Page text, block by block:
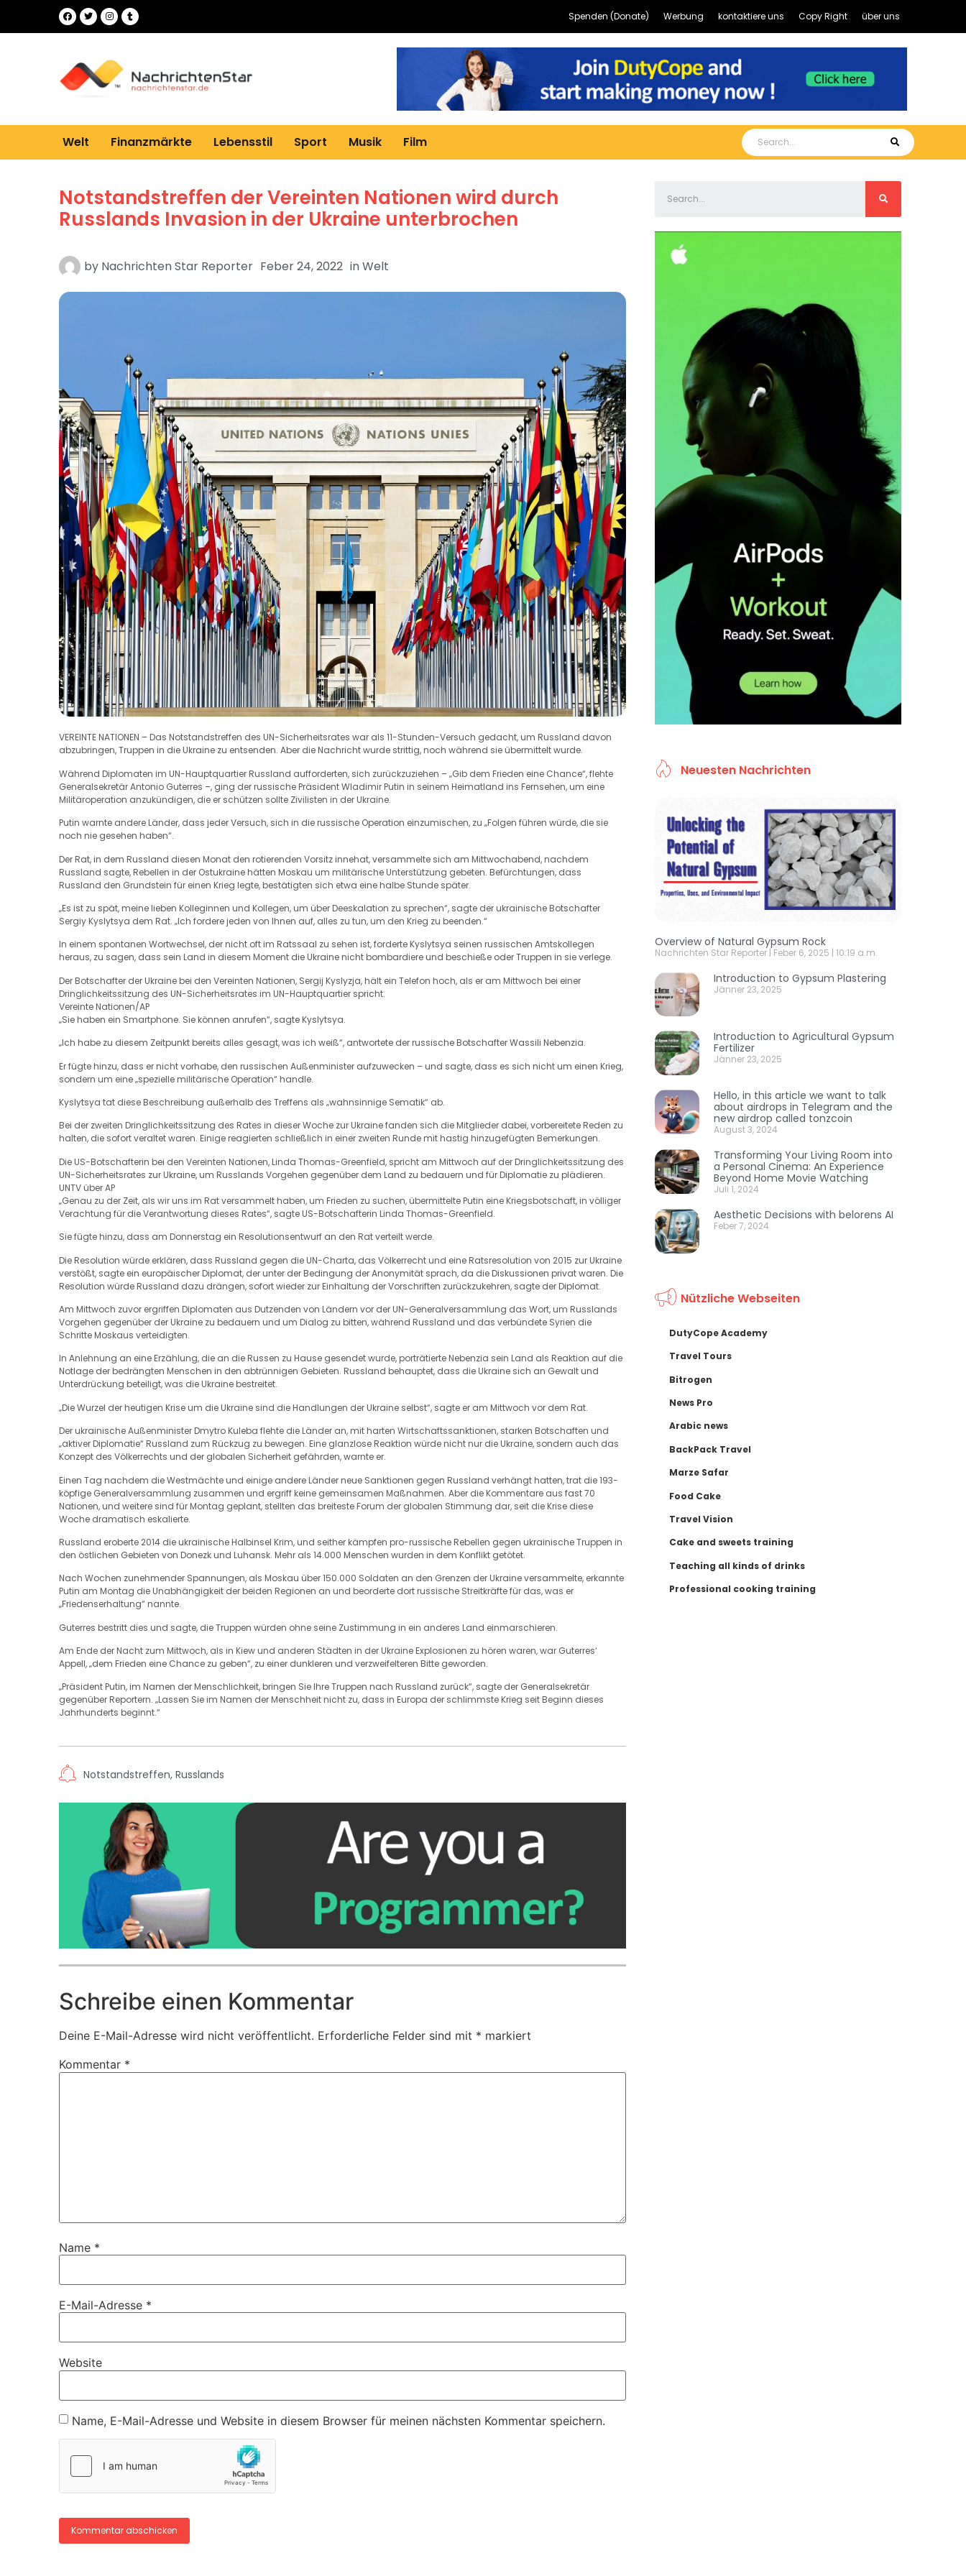
Spenden (Donate) Werbung kontaktiere uns Copy Right über uns
Welt Finanzmärkte Lebensstil Sport Musik Film
Notstandstreffen der Vereinten Nationen wird durch
Russlands Invasion in der Ukraine unterbrochen
by Nachrichten Star Reporter Feber 24, 2022 inWelt
VEREINTE NATIONEN – Das Notstandstreffen des UN-Sicherheitsrates war als 11-Stunden-Versuch gedacht, um Russland davon
abzubringen, Truppen in die Ukraine zu entsenden. Aber die Nachricht wurde strittig, noch während sie übermittelt wurde.
Während Diplomaten im UN-Hauptquartier Russland aufforderten, sich zurückzuziehen – „Gib dem Frieden eine Chance“, flehte
Generalsekretär Antonio Guterres –, ging der russische Präsident Wladimir Putin in seinem Heimatland ins Fernsehen, um eine
Militäroperation anzukündigen, die er schützen sollte Zivilisten in der Ukraine.
Putin warnte andere Länder, dass jeder Versuch, sich in die russische Operation einzumischen, zu „Folgen führen würde, die sie
noch nie gesehen haben“.
Der Rat, in dem Russland diesen Monat den rotierenden Vorsitz innehat, versammelte sich am Mittwochabend, nachdem
Russland sagte, Rebellen in der Ostukraine hätten Moskau um militärische Unterstützung gebeten. Befürchtungen, dass
Russland den Grundstein für einen Krieg legte, bestätigten sich etwa eine halbe Stunde später.
„Es ist zu spät, meine lieben Kolleginnen und Kollegen, um über Deeskalation zu sprechen“, sagte der ukrainische Botschafter
Sergiy Kyslytsya dem Rat. „Ich fordere jeden von Ihnen auf, alles zu tun, um den Krieg zu beenden.“
In einem spontanen Wortwechsel, der nicht oft im Ratssaal zu sehen ist, forderte Kyslytsya seinen russischen Amtskollegen
heraus, zu sagen, dass sein Land in diesem Moment die Ukraine nicht bombardiere und beschieße oder Truppen in sie verlege.
Der Botschafter der Ukraine bei den Vereinten Nationen, Sergij Kyslyzja, hält ein Telefon hoch, als er am Mittwoch bei einer
Dringlichkeitssitzung des UN-Sicherheitsrates im UN-Hauptquartier spricht.
Vereinte Nationen/AP
„Sie haben ein Smartphone. Sie können anrufen“, sagte Kyslytsya.
„Ich habe zu diesem Zeitpunkt bereits alles gesagt, was ich weiß“, antwortete der russische Botschafter Wassili Nebenzia.
Er fügte hinzu, dass er nicht vorhabe, den russischen Außenminister aufzuwecken – und sagte, dass es sich nicht um einen Krieg,
sondern um eine „spezielle militärische Operation“ handle.
Kyslytsya tat diese Beschreibung außerhalb des Treffens als „wahnsinnige Sematik“ ab.
Bei der zweiten Dringlichkeitssitzung des Rates in dieser Woche zur Ukraine fanden sich die Mitglieder dabei, vorbereitete Reden zu
halten, die sofort veraltet waren. Einige reagierten schließlich in einer zweiten Runde mit hastig hinzugefügten Bemerkungen.
Die US-Botschafterin bei den Vereinten Nationen, Linda Thomas-Greenfield, spricht am Mittwoch auf der Dringlichkeitssitzung des
UN-Sicherheitsrates zur Ukraine, um Russlands Vorgehen gegenüber dem Land zu bedauern und für Diplomatie zu plädieren.
UNTV über AP
„Genau zu der Zeit, als wir uns im Rat versammelt haben, um Frieden zu suchen, übermittelte Putin eine Kriegsbotschaft, in völliger
Verachtung für die Verantwortung dieses Rates“, sagte US-Botschafterin Linda Thomas-Greenfield.
Sie fügte hinzu, dass am Donnerstag ein Resolutionsentwurf an den Rat verteilt werde.
Die Resolution würde erklären, dass Russland gegen die UN-Charta, das Völkerrecht und eine Ratsresolution von 2015 zur Ukraine
verstößt, sagte ein europäischer Diplomat, der unter der Bedingung der Anonymität sprach, da die Diskussionen privat waren. Die
Resolution würde Russland dazu drängen, sofort wieder zur Einhaltung der Vorschriften zurückzukehren, sagte der Diplomat.
Am Mittwoch zuvor ergriffen Diplomaten aus Dutzenden von Ländern vor der UN-Generalversammlung das Wort, um Russlands
Vorgehen gegenüber der Ukraine zu bedauern und um Dialog zu bitten, während Russland und das verbündete Syrien die
Schritte Moskaus verteidigten.
In Anlehnung an eine Erzählung, die an die Russen zu Hause gesendet wurde, porträtierte Nebenzia sein Land als Reaktion auf die
Notlage der bedrängten Menschen in den abtrünnigen Gebieten. Russland behauptet, dass die Ukraine sich an Gewalt und
Unterdrückung beteiligt, was die Ukraine bestreitet.
„Die Wurzel der heutigen Krise um die Ukraine sind die Handlungen der Ukraine selbst“, sagte er am Mittwoch vor dem Rat.
Der ukrainische Außenminister Dmytro Kuleba flehte die Länder an, mit harten Wirtschaftssanktionen, starken Botschaften und
„aktiver Diplomatie“ Russland zum Rückzug zu bewegen. Eine glanzlose Reaktion würde nicht nur die Ukraine, sondern auch das
Konzept des Völkerrechts und der globalen Sicherheit gefährden, warnte er.
Einen Tag nachdem die Westmächte und einige andere Länder neue Sanktionen gegen Russland verhängt hatten, trat die 193-
köpfige Generalversammlung zusammen und ergriff keine gemeinsamen Maßnahmen. Aber die Kommentare aus fast 70
Nationen, und weitere sind für Montag geplant, stellten das breiteste Forum der globalen Stimmung dar, seit die Krise diese
Woche dramatisch eskalierte.
Russland eroberte 2014 die ukrainische Halbinsel Krim, und seither kämpfen pro-russische Rebellen gegen ukrainische Truppen in
den östlichen Gebieten von Donezk und Luhansk. Mehr als 14.000 Menschen wurden in dem Konflikt getötet.
Nach Wochen zunehmender Spannungen, als Moskau über 150.000 Soldaten an den Grenzen der Ukraine versammelte, erkannte
Putin am Montag die Unabhängigkeit der beiden Regionen an und beorderte dort russische Streitkräfte für das, was er
„Friedenserhaltung“ nannte.
Guterres bestritt dies und sagte, die Truppen würden ohne seine Zustimmung in ein anderes Land einmarschieren.
Am Ende der Nacht zum Mittwoch, als in Kiew und anderen Städten in der Ukraine Explosionen zu hören waren, war Guterres‘
Appell, „dem Frieden eine Chance zu geben“, zu einer dunkleren und verzweifelteren Bitte geworden.
„Präsident Putin, im Namen der Menschlichkeit, bringen Sie Ihre Truppen nach Russland zurück“, sagte der Generalsekretär
gegenüber Reportern. „Lassen Sie im Namen der Menschheit nicht zu, dass in Europa der schlimmste Krieg seit Beginn dieses
Jahrhunderts beginnt.“
Notstandstreffen, Russlands
Schreibe einen Kommentar
Deine E-Mail-Adresse wird nicht veröffentlicht. Erforderliche Felder sind mit * markiert
Kommentar *
Name *
E-Mail-Adresse *
Website
Name, E-Mail-Adresse und Website in diesem Browser für meinen nächsten Kommentar speichern.
Neuesten Nachrichten
Overview of Natural Gypsum Rock
Nachrichten Star Reporter Feber 6, 2025 10:19 a.m.
Introduction to Gypsum Plastering
Jänner 23, 2025
Introduction to Agricultural Gypsum
Fertilizer
Jänner 23, 2025
Hello, in this article we want to talk
about airdrops in Telegram and the
new airdrop called tonzcoin
August 3, 2024
Transforming Your Living Room into
a Personal Cinema: An Experience
Beyond Home Movie Watching
Juli 1, 2024
Aesthetic Decisions with belorens AI
Feber 7, 2024
Nützliche Webseiten
DutyCope Academy
Travel Tours
Bitrogen
News Pro
Arabic news
BackPack Travel
Marze Safar
Food Cake
Travel Vision
Cake and sweets training
Teaching all kinds of drinks
Professional cooking training